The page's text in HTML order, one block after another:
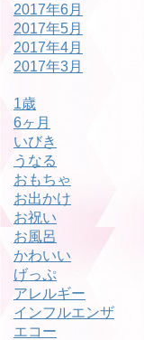
2017年6月
2017年5月
2017年4月
2017年3月
1歳
6ヶ月
いびき
うなる
おもちゃ
お出かけ
お祝い
お風呂
かわいい
げっぷ
アレルギー
インフルエンザ
エコー